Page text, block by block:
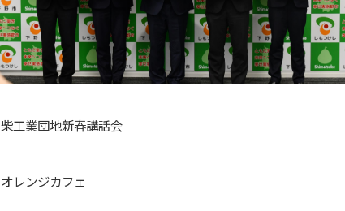
柴工業団地新春講話会
オレンジカフェ